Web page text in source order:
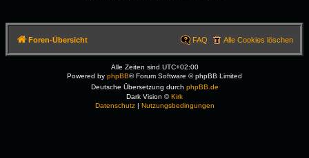
Foren-Übersicht Alle Cookies löschen
FAQ
Alle Zeiten sind UTC+02:00
Powered by phpBB® Forum Software © phpBB Limited
Deutsche Übersetzung durch phpBB.de
Dark Vision ©Kirk
Datenschutz| Nutzungsbedingungen